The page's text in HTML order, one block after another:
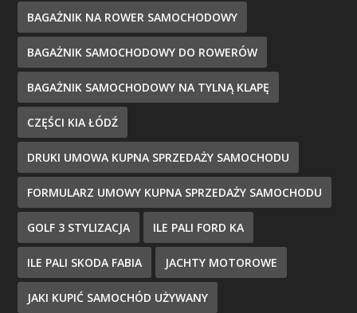
BAGAŻNIK NA ROWER SAMOCHODOWY
BAGAŻNIK SAMOCHODOWY DO ROWERÓW
BAGAŻNIK SAMOCHODOWY NA TYLNĄ KLAPĘ
CZĘŚCI KIA ŁÓDŹ
DRUKI UMOWA KUPNA SPRZEDAŻY SAMOCHODU
FORMULARZ UMOWY KUPNA SPRZEDAŻY SAMOCHODU
GOLF 3 STYLIZACJA ILE PALI FORD KA
ILE PALI SKODA FABIA JACHTY MOTOROWE
JAKI KUPIĆ SAMOCHÓD UŻYWANY